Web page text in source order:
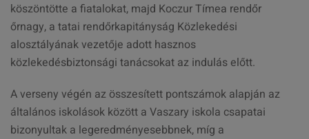
köszöntötte a fiatalokat, majd Koczur Tímea rendőr
őrnagy, a tatai rendőrkapitányság Közlekedési
alosztályának vezetője adott hasznos
közlekedésbiztonsági tanácsokat az indulás előtt.
A verseny végén az összesített pontszámok alapján az
általános iskolások között a Vaszary iskola csapatai
bizonyultak a legeredményesebbnek, míg a